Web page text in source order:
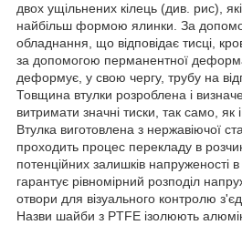
двох ущільнених кілець (див. рис),
найбільш формою ялинки. За
обладнання, що відповідає тисці,
за допомогою перманентної
деформує, у свою чергу, трубу на
Товщина втулки розроблена і
витримати значні тиски, так само,
Втулка виготовлена з нержавіючої
проходить процес перекладу в
потенційних залишків напруженості
гарантує рівномірний розподіл
отвори для візуального контролю
Назви шайби з PTFE ізолюють